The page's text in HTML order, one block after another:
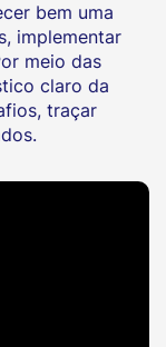
bem uma
implementar
meio das
claro da
traçar